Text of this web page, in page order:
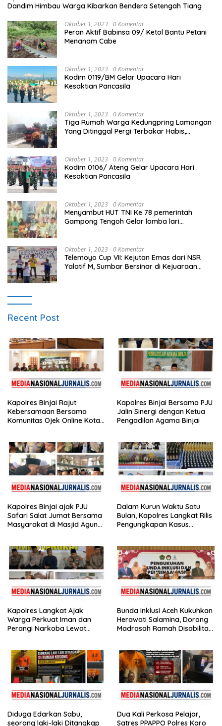
Dandim Himbau Warga Kibarkan Bendera Setengah Tiang
Oktober 1, 2023 0 Komentar
Peran Aktif Babinsa 09/ Ketol Bantu Petani
Menanam Cabe
Oktober 1, 2023 0 Komentar
Kodim 0119/BM Gelar Upacara Hari
Kesaktian Pancasila
Oktober 1, 2023 0 Komentar
Tiga Rumah Warga Kedungpring Lamongan
Yang Ditinggal Pergi Terbakar Habis,
Oktober 1, 2023 0 Komentar
Kodim 0106/ Ateng Gelar Upacara Hari
Kesaktian Pancasila
Oktober 1, 2023 0 Komentar
Menyambut HUT TNI Ke 78 pemerintah
Gampong Tengoh Gelar lomba lari
Oktober 1, 2023 0 Komentar
Telemoyo Cup VII: Kejutan Emas dari NSR
Yalatif M, Sumbar Bersinar di Kejuaraan
Recent Post
Kapolres Binjai Rajut
Kebersamaan Bersama
Komunitas Ojek Online Kota
Kapolres Binjai Bersama PJU
Jalin Sinergi dengan Ketua
Pengadilan Agama Binjai
Kapolres Binjai ajak PJU
Safari Salat Jumat Bersama
Masyarakat di Masjid Agung
Dalam Kurun Waktu Satu
Bulan, Kapolres Langkat Rilis
Pengungkapan Kasus
Seksual terhadap Anak
Kapolres Langkat Ajak
Warga Perkuat Iman dan
Perangi Narkoba Lewat
Bunda Inklusi Aceh Kukuhkan
Herawati Salamina, Dorong
Madrasah Ramah Disabilitas
Diduga Edarkan Sabu,
seorang laki-laki Ditangkap
Dua Kali Perkosa Pelajar,
Satres PPAPPO Polres Karo